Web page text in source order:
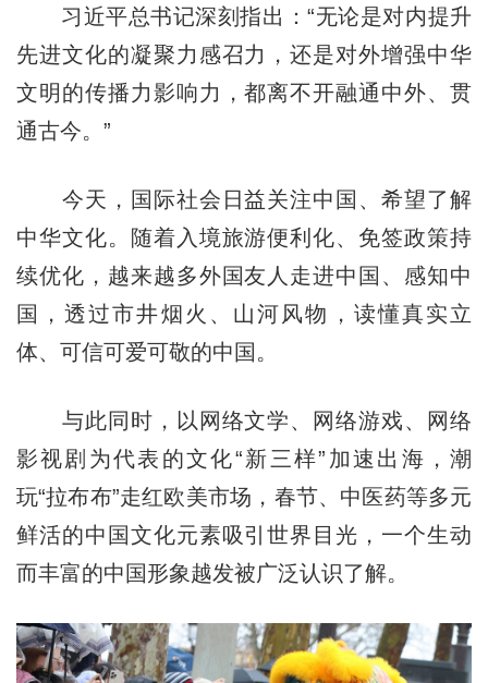
习近平总书记深刻指出：“无论是对内提升
先进文化的凝聚力感召力，还是对外增强中华
文明的传播力影响力，都离不开融通中外、贯
通古今。”
今天，国际社会日益关注中国、希望了解
中华文化。随着入境旅游便利化、免签政策持
续优化，越来越多外国友人走进中国、感知中
国，透过市井烟火、山河风物，读懂真实立
体、可信可爱可敬的中国。
与此同时，以网络文学、网络游戏、网络
影视剧为代表的文化“新三样”加速出海，潮
玩“拉布布”走红欧美市场，春节、中医药等多元
鲜活的中国文化元素吸引世界目光，一个生动
而丰富的中国形象越发被广泛认识了解。